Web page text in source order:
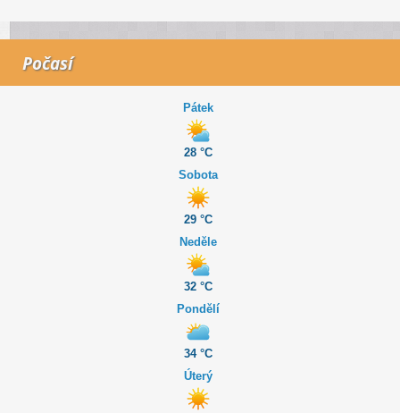
Počasí
Pátek
28 °C
Sobota
29 °C
Neděle
32 °C
Pondělí
34 °C
Úterý